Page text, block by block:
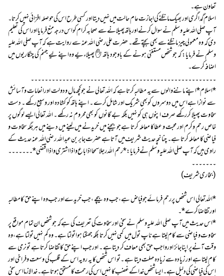
تعاون ہے۔
اسلام گداگری اور بھیک مانگنے کی اجازت عام حالت میں نہیں دیتا اور کسی طرح اس کی حوصلہ افزائی نہیں کرتا۔
آپ صلی اللہ علیہ وسلم نے سوال کرنے اور ہاتھ پھیلانے سے صحابہ کرام کو اس درجہ منع فرمایا اور اس کی تعلیم
دی کہ وہ معمولی چیز مانگنے سے بھی بچتے تھے۔ حضرت علی رضی اللہ عنہ سے روایت ہے کہ آپ صلی اللہ علیہ
وسلم نے فرمایا: کہ جو شخص مستغنی ہونے کے باوجود ہاتھ ✋ پھیلاءیے وہ اپنے لیے جہنم کی چنگاریوں میں
اضافہ کرے۔
۔۔۔۔۔۔۔۔۔۔۔۔۔۔۔۔۔۔۔۔۔۔۔۔۔۔۔۔۔۔۔۔۔۔۔۔۔۔۔۔۔۔۔۔۔۔۔۔۔۔۔۔۔
*اسلام* اپنے ماننے والوں سے یہ مطالبہ کرتا ہے کہ اللہ تعالی نے جو کچھ مال و دولت اور انعامات و آسائش
سے نوازا ہے اس میں دوسروں کو بھی شریک اور شامل کرے ۔ اپنے ہاتھ کو کشادہ اور وسیع رکھے ۔ دست
سخاوت پھیلا کر رکھے صرف اپنوں ہی کو نہیں بلکہ بے گانوں کو بھی محروم نہ رکھے ۔ اللہ تعالٰی ایسے لوگوں پر
خاص رحم و کرم اور محبت و عطا کا معاملہ کرتا ہے جو بیچنے میں خریدنے میں لینے میں دینے میں ہر جگہ سخاوت و
فیاضی کا معاملہ کرتا ہے ۔ چنانچہ حدیث شریف میں آتا ہے حضرت جابر بن عبداللہ رضی اللہ عنہ حدیث کے
راوی ہیں کہ آپ صلی اللہ علیہ وسلم نے فرمایا : *رحم اللہ رجلا سمحا اذا باع و اذا اشتری و اذا اقتضی*۔۔۔۔ ۔۔۔
۔۔۔۔۔۔۔
(بخاری شریف)
*اللہ تعالی اس شخص پر رحم فرمائے جو فیاض ہے ،جب وہ بیچے ،جب خریدے اور جب وہ اپنے حق کا مطالبہ
اور تقاضا کرے* ۔
*اس حدیث میں آپ صلی اللہ علیہ وسلم نے سخی اور سخاوت کی تعریف کی ہے کہ جو شخص ان تمام مواقع پر
سخاوت و فیاضی سے کام لیتا ہے ناپ تول میں کمی نہیں کرتا بلکہ جھکتا ہوا تولتا ہے ۔ وہ کم نہیں تولتا ہے ،وہ
وقت آنے پر اپنا جائز اور واجب حق بھی معاف کر دیتا ہے ۔ اور جب اپنے حق کا تقاضا کرتا ہے تو نرمی سے
کام لیتا ہے اور زیادہ سے زیادہ مہلت دیتا ہے ۔ تو اس شخص کا یہ رویہ اس کے قلب کی وسعت و فراخی اور
اس کی فیاضی کی دلیل ہے ۔ ایسا شخص خدا کے غضب کا نہیں اس کی رحمت کا مستحق ہوتا ہے ۔ خدا لازما اس سخی